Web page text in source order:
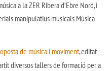
a la ZER Ribera d’Ebre Nord, i
manipulatius musicals Música
de música i moviment, editat
diversos tallers de formació per a